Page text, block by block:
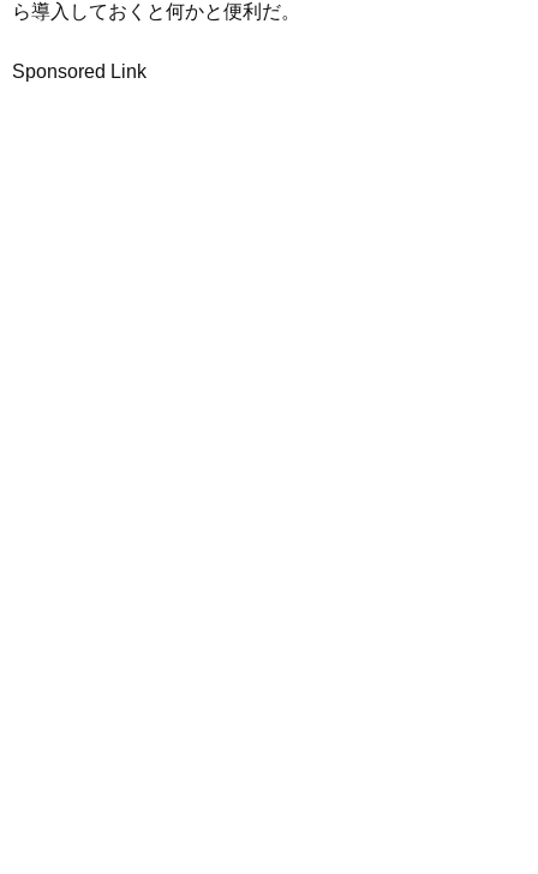
ら導入しておくと何かと便利だ。
Sponsored Link